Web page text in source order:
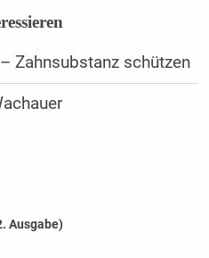
Zahnsubstanz schützen
Ausgabe)